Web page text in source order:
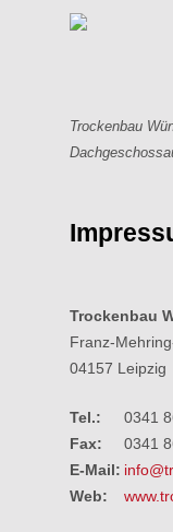
Trockenbau
Trockenbau
Franz-
04157 Leipzig
Tel.:
0341
Fax:
0341
E-Mail:
Web: